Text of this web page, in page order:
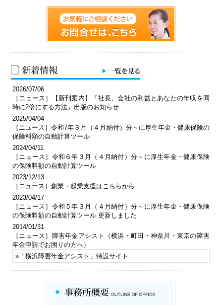
2026/07/06
［ニュース］【新刊案内】『社長、会社の利益とあなたの年収を同
時に2倍にする方法』出版のお知らせ
2025/04/04
［ニュース］令和7年３月（４月納付）分～に厚生年金・健康保険の
保険料額の自動計算ツール
2024/04/11
［ニュース］令和６年３月（４月納付）分～に厚生年金・健康保険
の保険料額の自動計算ツール
2023/12/13
［ニュース］創業・起業支援はこちらから
2023/04/17
［ニュース］令和５年３月（４月納付）分～に厚生年金・健康保険
の保険料額の自動計算ツール 更新しました
2014/01/31
［ニュース］障害年金アシスト（横浜・町田・神奈川・東京の障害
年金申請でお困りの方へ）
»「 横浜障害年金アシスト 」特設サイト